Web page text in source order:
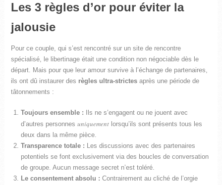
Les 3 règles d’or pour éviter la
jalousie
Pour ce couple, qui s’est rencontré sur un site de rencontre
spécialisé, le libertinage était une condition non négociable dès le
départ. Mais pour que leur amour survive à l’échange de partenaires,
ils ont dû instaurer des règles ultra-strictesaprès une période de
tâtonnements :
Toujours ensemble : Ils ne s’engagent ou ne jouent avec
d’autres personnesuniquement lorsqu’ils sont présents tous les
deux dans la même pièce.
Transparence totale : Les discussions avec des partenaires
potentiels se font exclusivement via des boucles de conversation
de groupe. Aucun message secret n’est toléré.
Le consentement absolu : Contrairement au cliché de l’orgie